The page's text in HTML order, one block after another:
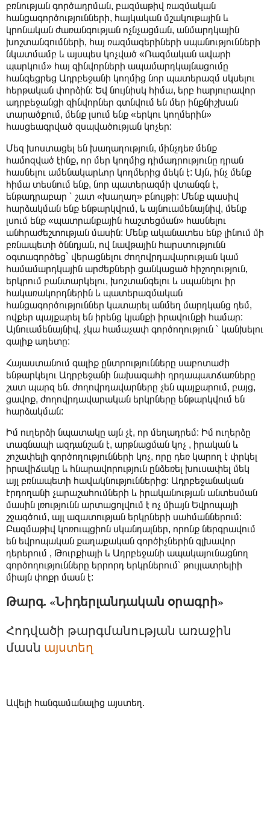
բռնության գործադրման, բազմաթիվ ռազմական
հանցագործությունների, հայկական մշակութային և
կրոնական ժառանգության ոչնչացման, անմարդկային
խոշտանգումների, հայ ռազմագերիների սպանությունների
նկատմամբ և այսպես կոչված «Ռազմական ավարի
պարկում» հայ զինվորների ապամարդկայնացումը
հանգեցրեց Ադրբեջանի կողմից նոր պատերազմ սկսելու
հերթական փորձին: Եվ նույնիսկ հիմա, երբ հարյուրավոր
ադրբեջանցի զինվորներ գտնվում են մեր ինքնիշխան
տարածքում, մենք լսում ենք «երկու կողմերին»
հասցեագրված զսպվածության կոչեր:
Մեզ խոստացել են խաղաղություն, մինչդեռ մենք
համոզված էինք, որ մեր կողմից դիմադրությունը դրան
հասնելու ամենակարևոր կողմերից մեկն է: Այն, ինչ մենք
հիմա տեսնում ենք, նոր պատերազմի վտանգն է,
ենթադրաբար ՝ շատ «խաղաղ» բնույթի: Մենք պասիվ
հարձակման ենք ենթարկվում, և այնուամենայնիվ, մենք
լսում ենք «պատրանքային հաշտեցման» հասնելու
անհրաժեշտության մասին: Մենք ականատես ենք լինում մի
բռնապետի ծննդյան, ով նավթային հարստությունն
օգտագործեց` վերացնելու ժողովրդավարության կամ
համամարդկային արժեքների ցանկացած հիշողություն,
երկրում բանտարկելու, խոշտանգելու և սպանելու իր
հակառակորդներին և պատերազմական
հանցագործություններ կատարել անմեղ մարդկանց դեմ,
ովքեր պայքարել են իրենց կյանքի իրավունքի համար:
Այնուամենայնիվ, չկա համաչափ գործողություն ՝ կանխելու
գալիք աղետը:
Հայաստանում գալիք ընտրությունները սաբոտաժի
ենթարկելու Ադրբեջանի նախագահի դրդապատճառները
շատ պարզ են. ժողովրդավարները չեն պայքարում, բայց,
ցավոք, ժողովրդավարական երկրները ենթարկվում են
հարձակման:
Իմ ուղերձի նպատակը այն չէ, որ մեղադրեմ: Իմ ուղերձը
տագնապի ազդանշան է, արթնացման կոչ , իրական և
շոշափելի գործողությունների կոչ, որը դեռ կարող է փրկել
իրավիճակը և հնարավորություն ընձեռել խուսափել մեկ
այլ բռնապետի հավակնություններից: Ադրբեջանական
Էրդողանի չարաշահումների և իրականության անտեսման
մասին լռությունն արտացոլվում է ոչ միայն Եվրոպայի
շջագծում, այլ ազատության երկրների սահմաններում:
Բազմաթիվ կոռուպցիոն սկանդալներ, որոնք ներգրավում
են եվրոպական քաղաքական գործիչներին գլխավոր
դերերում , Թուրքիայի և Ադրբեջանի ապակայունացնող
գործողությունները երրորդ երկրներում՝ թույլատրելիի
միայն փոքր մասն է:
Թարգ. «Նիդերլանդական օրագրի»
Հոդվածի թարգմանության առաջին
մասն այստեղ
Ավելի հանգամանալից այստեղ.